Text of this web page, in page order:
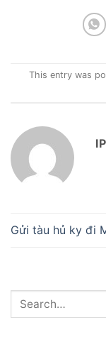
This entry was
Gửi tàu hủ ky đi